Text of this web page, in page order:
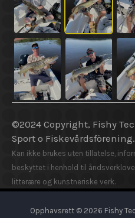
©2024 Copyright, Fishy
Sport o Fiskevårdsförening.
Kan ikke brukes uten tillatelse,
beskyttet i henhold til
litterære og kunstneriske verk.
Opphavsrett © 2026 Fishy